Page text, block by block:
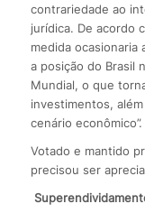
contrariedade ao
jurídica. De acordo
medida
a posição do Brasil
Mundial, o que
investimentos,
cenário econômico”.
Votado e mantido
precisou ser